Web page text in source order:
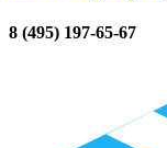
8 (495) 197-65-67